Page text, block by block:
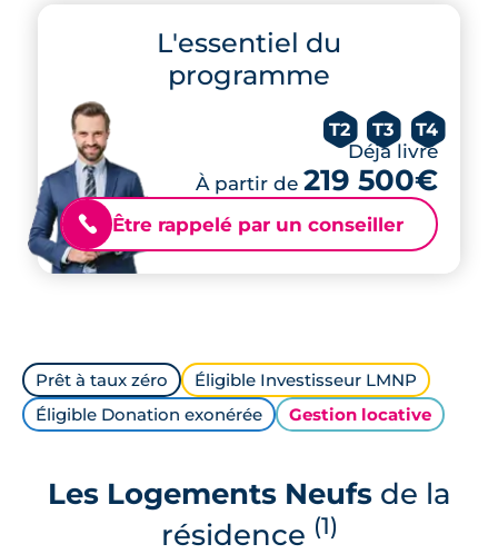
L'essentiel du
programme
T2 T3 T4
Déjà livré
À partir de 219 500€
📞 Être rappelé par un conseiller
Prêt à taux zéro
Éligible Investisseur LMNP
Éligible Donation exonérée
Gestion locative
Les Logements Neufsde la
résidence (1)